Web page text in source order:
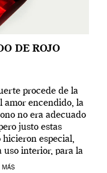
DE ROJO
procede de la
amor encendido, la
no era adecuado
justo estas
especial,
uso interior, para la
MÁS